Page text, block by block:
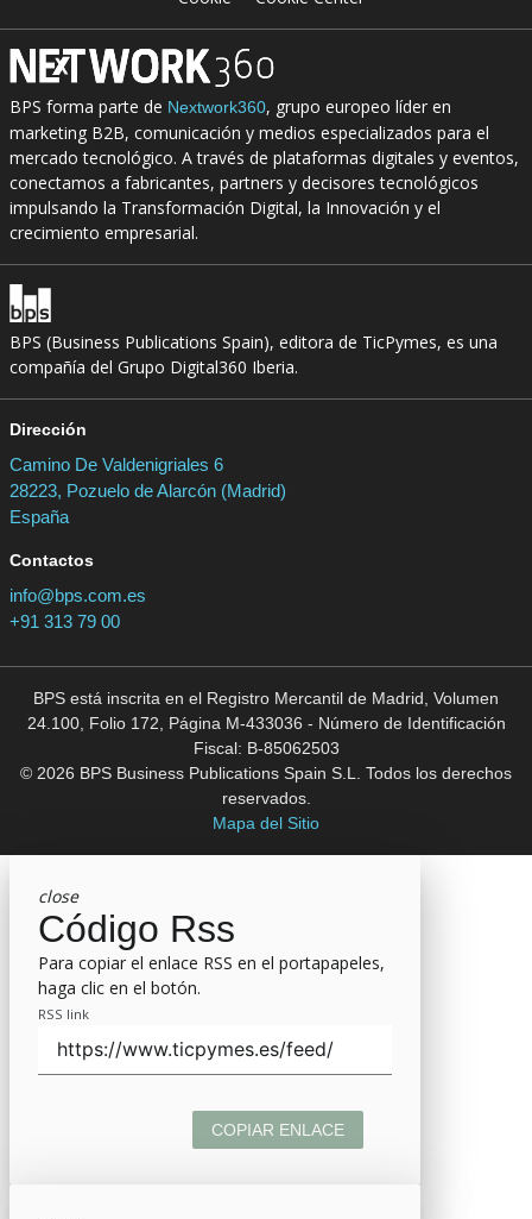
BPS forma parte de Nextwork360, grupo europeo líder en
marketing B2B, comunicación y medios especializados para el
mercado tecnológico. A través de plataformas digitales y eventos,
conectamos a fabricantes, partners y decisores tecnológicos
impulsando la Transformación Digital, la Innovación y el
crecimiento empresarial.
BPS (Business Publications Spain), editora de TicPymes, es una
compañía del Grupo Digital360 Iberia.
Dirección
Camino De Valdenigriales 6
28223, Pozuelo de Alarcón (Madrid)
España
Contactos
info@bps.com.es
+91 313 79 00
BPS está inscrita en el Registro Mercantil de Madrid, Volumen
24.100, Folio 172, Página M-433036 - Número de Identificación
Fiscal: B-85062503
© 2026 BPS Business Publications Spain S.L. Todos los derechos
reservados.
Mapa del Sitio
close
Código Rss
Para copiar el enlace RSS en el portapapeles,
haga clic en el botón.
RSS link
COPIAR ENLACE